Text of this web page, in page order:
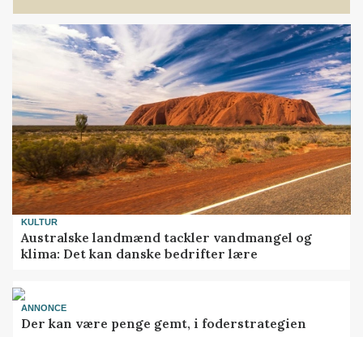
KULTUR
Australske landmænd tackler vandmangel og
klima: Det kan danske bedrifter lære
ANNONCE
Der kan være penge gemt, i foderstrategien